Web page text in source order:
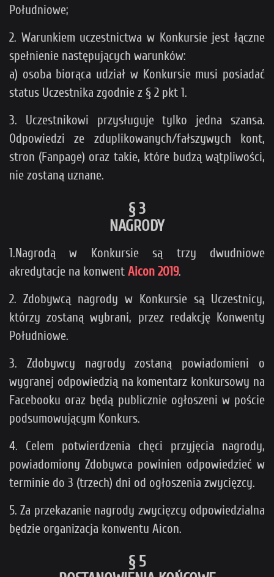
Południowe;
2. Warunkiem uczestnictwa w Konkursie jest łączne
spełnienie następujących warunków:
a) osoba biorąca udział w Konkursie musi posiadać
status Uczestnika zgodnie z § 2 pkt 1.
3. Uczestnikowi przysługuje tylko jedna szansa.
Odpowiedzi ze zduplikowanych/fałszywych kont,
stron (Fanpage) oraz takie, które budzą wątpliwości,
nie zostaną uznane.
§ 3
NAGRODY
1.Nagrodą w Konkursie są trzy dwudniowe
akredytacje na konwent Aicon 2019.
2. Zdobywcą nagrody w Konkursie są Uczestnicy,
którzy zostaną wybrani, przez redakcję Konwenty
Południowe.
3. Zdobywcy nagrody zostaną powiadomieni o
wygranej odpowiedzią na komentarz konkursowy na
Facebooku oraz będą publicznie ogłoszeni w poście
podsumowującym Konkurs.
4. Celem potwierdzenia chęci przyjęcia nagrody,
powiadomiony Zdobywca powinien odpowiedzieć w
terminie do 3 (trzech) dni od ogłoszenia zwycięzcy.
5. Za przekazanie nagrody zwycięzcy odpowiedzialna
będzie organizacja konwentu Aicon.
§ 5